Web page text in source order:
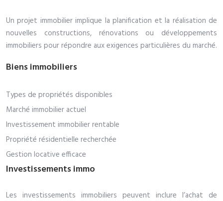
Un projet immobilier implique la planification et la réalisation de
nouvelles constructions, rénovations ou développements
immobiliers pour répondre aux exigences particulières du marché.
Biens immobiliers
Types de propriétés disponibles
Marché immobilier actuel
Investissement immobilier rentable
Propriété résidentielle recherchée
Gestion locative efficace
Investissements immo
Les investissements immobiliers peuvent inclure l’achat de